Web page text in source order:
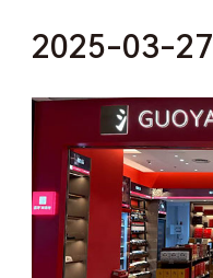
2025-03-27